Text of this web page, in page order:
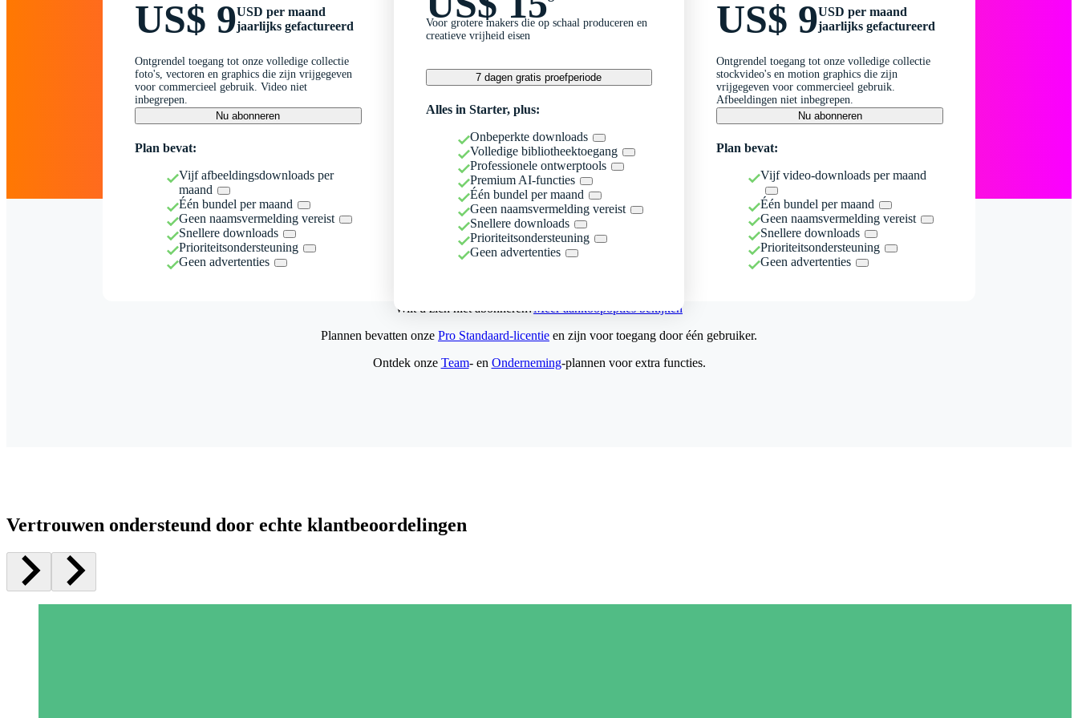
US$ 9USD per maand
jaarlijks gefactureerd
Ontgrendel toegang tot onze volledige collectie
foto's, vectoren en graphics die zijn vrijgegeven
voor commercieel gebruik. Video niet
inbegrepen.
Nu abonneren
Plan bevat:
Vijf afbeeldingsdownloads per
maand
Één bundel per maand
Geen naamsvermelding vereist
Snellere downloads
Prioriteitsondersteuning
Geen advertenties
Voor grotere makers die op schaal produceren en
creatieve vrijheid eisen
7 dagen gratis proefperiode
Alles in Starter, plus:
Onbeperkte downloads
Volledige bibliotheektoegang
Professionele ontwerptools
Premium AI-functies
Één bundel per maand
Geen naamsvermelding vereist
Snellere downloads
Prioriteitsondersteuning
Geen advertenties
US$ 9USD per maand
jaarlijks gefactureerd
Ontgrendel toegang tot onze volledige collectie
stockvideo's en motion graphics die zijn
vrijgegeven voor commercieel gebruik.
Afbeeldingen niet inbegrepen.
Nu abonneren
Plan bevat:
Vijf video-downloads per maand
Één bundel per maand
Geen naamsvermelding vereist
Snellere downloads
Prioriteitsondersteuning
Geen advertenties
Wilt u zich niet abonneren?Meer aankoopopties bekijken
Plannen bevatten onze Pro Standaard-licentie en zijn voor toegang door één gebruiker.
Ontdek onze Team- en Onderneming-plannen voor extra functies.
Vertrouwen ondersteund door echte klantbeoordelingen